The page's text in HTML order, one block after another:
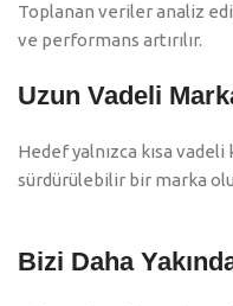
Toplanan veriler analiz
ve performans artırılır.
Uzun Vadeli
Hedef yalnızca kısa
sürdürülebilir bir marka
Bizi Daha